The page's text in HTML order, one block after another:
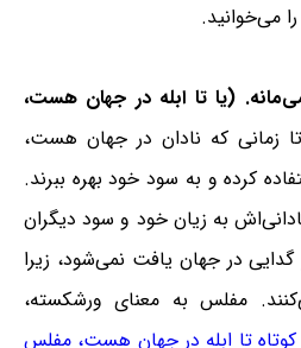
می‌خوانید.
(یا تا ابله در جهان هست،
زمانی که نادان در جهان هست،
کرده و به سود خود بهره ببرند.
به زیان خود و سود دیگران
در جهان یافت نمی‌شود، زیرا
مفلس به معنای ورشکسته،
تا ابله در جهان هست، مفلس